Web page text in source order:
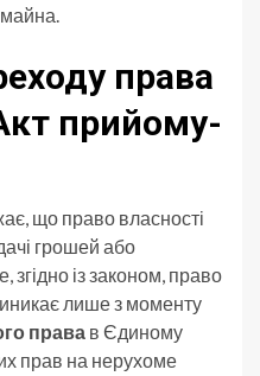
майна.
права
прийому-
що право власності
грошей або
згідно із законом, право
лише з моменту
права в Єдиному
прав на нерухоме